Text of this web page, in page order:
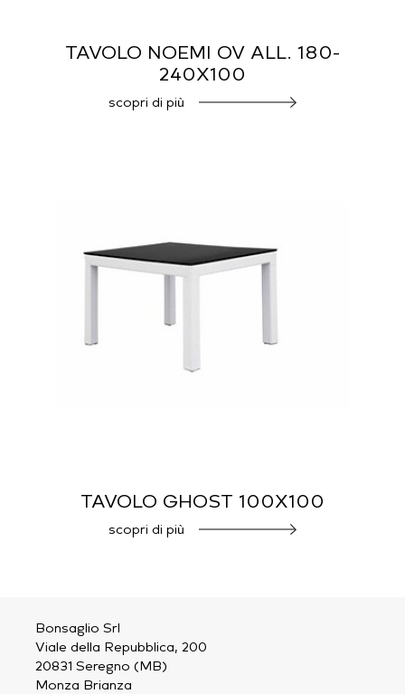
TAVOLO NOEMI OV ALL. 180-
240X100
scopri di più
TAVOLO GHOST 100X100
scopri di più
Bonsaglio Srl
Viale della Repubblica, 200
20831 Seregno (MB)
Monza Brianza